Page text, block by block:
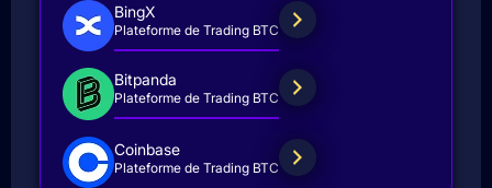
BingX
Plateforme de Trading BTC
Bitpanda
Plateforme de Trading BTC
Coinbase
Plateforme de Trading BTC